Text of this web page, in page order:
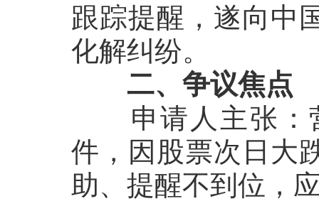
跟踪提醒，遂向 中
化解纠纷。
二、争议焦点
申请人主张 ：
件，因股票次日大
助、提醒不到位，